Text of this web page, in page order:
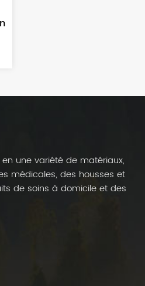
une variété de matériaux,
médicales, des housses et
de soins à domicile et des